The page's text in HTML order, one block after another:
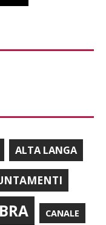
ALTA LANGA
BRA CANALE